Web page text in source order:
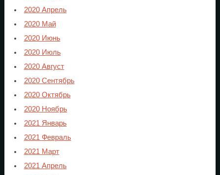
2020 Апрель
2020 Май
2020 Июнь
2020 Июль
2020 Август
2020 Сентябрь
2020 Октябрь
2020 Ноябрь
2021 Январь
2021 Февраль
2021 Март
2021 Апрель